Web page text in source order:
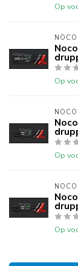
Op
NOCO
Op
NOCO
Op
NOCO
Op